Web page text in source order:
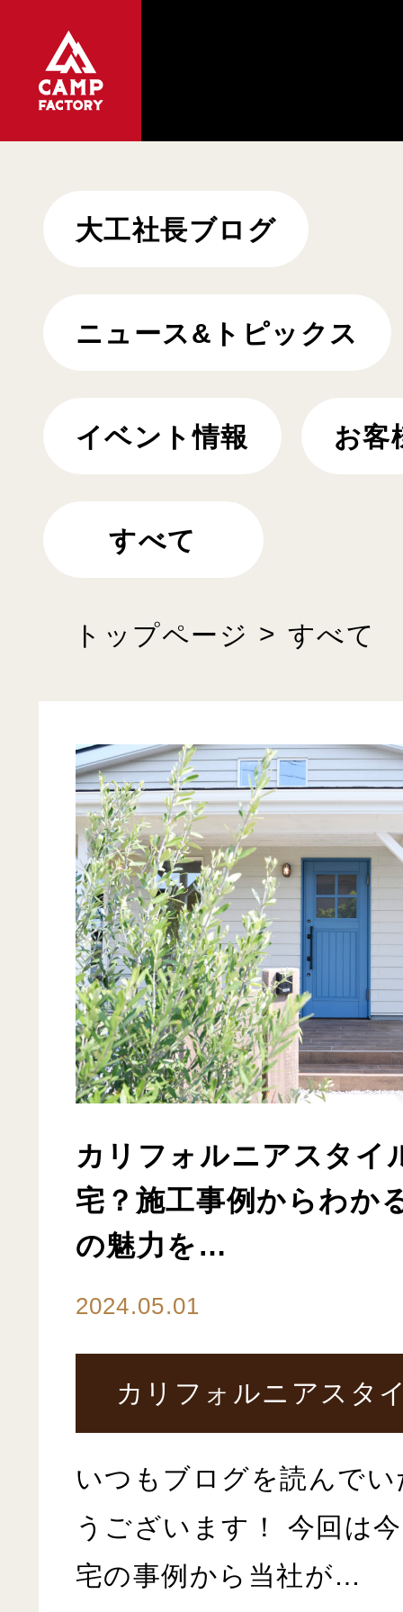
大工社長ブログ
ニュース&トピックス
イベント情報 お客
すべて
トップページ すべて
カリフォルニアスタイ
宅？施工事例からわか
の魅力を…
2024.05.01
カリフォルニアスタ
いつもブログを読んで
うございます！ 今回は
宅の事例から当社が…